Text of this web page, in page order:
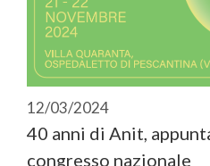
12/03/2024
40 anni di Anit,
congresso nazionale